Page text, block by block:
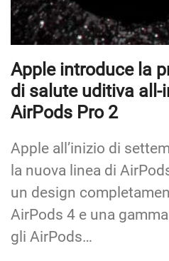
Apple introduce la
di salute uditiva all-
AirPods Pro 2
Apple all’inizio di
la nuova linea di
un design
AirPods 4 e una
gli AirPods…